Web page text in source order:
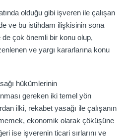
olduğu gibi işveren ile çalışan
ve bu istihdam ilişkisinin sona
çok önemli bir konu olup,
ve yargı kararlarına konu
hükümlerinin
gereken iki temel yön
ilki, rekabet yasağı ile çalışanın
ekonomik olarak çöküşüne
ise işverenin ticari sırlarını ve